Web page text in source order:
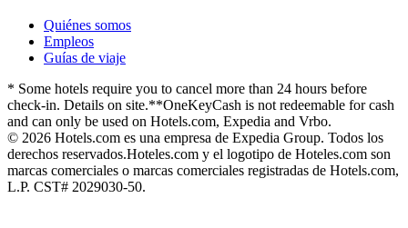
Quiénes somos
Empleos
Guías de viaje
* Some hotels require you to cancel more than 24 hours before
check-in. Details on site.**OneKeyCash is not redeemable for cash
and can only be used on Hotels.com, Expedia and Vrbo.
© 2026 Hotels.com es una empresa de Expedia Group. Todos los
derechos reservados.Hoteles.com y el logotipo de Hoteles.com son
marcas comerciales o marcas comerciales registradas de Hotels.com,
L.P. CST# 2029030-50.